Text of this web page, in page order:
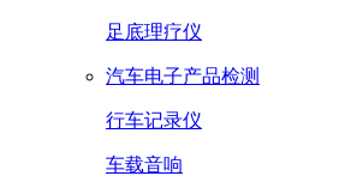
足底理疗仪
汽车电子产品检测
行车记录仪
车载音响